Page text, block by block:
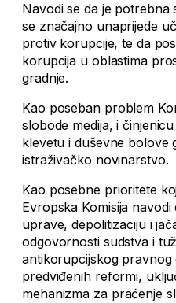
Navodi se da je potrebna
se značajno unaprijede
protiv korupcije, te da
korupcija u oblastima
gradnje.
Kao poseban problem
slobode medija, i
klevetu i duševne bolove
istraživačko novinarstvo.
Kao posebne prioritete
Evropska Komisija
uprave, depolitizaciju i
odgovornosti sudstva i
antikorupcijskog pravnog
predviđenih reformi,
mehanizma za praćenje